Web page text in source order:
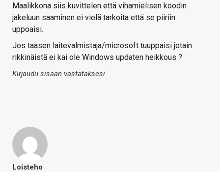
Maalikkona siis kuvittelen että vihamielisen koodin
jakeluun saaminen ei vielä tarkoita että se piiriin
uppoaisi.
Jos taasen laitevalmistaja/microsoft tuuppaisi jotain
rikkinäistä ei kai ole Windows updaten heikkous ?
Kirjaudu sisään vastataksesi
Loisteho